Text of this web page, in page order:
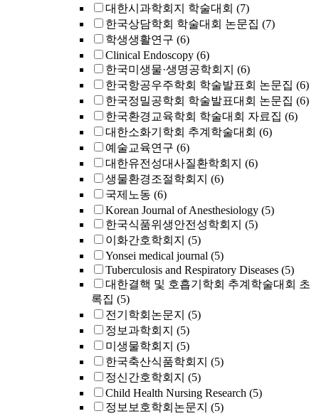
대한시과학회지 학술대회 (7)
한국상담학회 학술대회 논문집 (7)
학생생활연구 (6)
Clinical Endoscopy (6)
한국미생물·생명공학회지 (6)
한국항공우주학회 학술발표회 논문집 (6)
한국정밀공학회 학술발표대회 논문집 (6)
한국환경교육학회 학술대회 자료집 (6)
대한소화기학회 추계학술대회 (6)
예술교육연구 (6)
대한유전성대사질환학회지 (6)
생물환경조절학회지 (6)
국제노동 (6)
Korean Journal of Anesthesiology (5)
한국식품위생안전성학회지 (5)
이화간호학회지 (5)
Yonsei medical journal (5)
Tuberculosis and Respiratory Diseases (5)
대한결핵 및 호흡기학회 추계학술대회 초
록집 (5)
전기학회논문지 (5)
정보과학회지 (5)
미생물학회지 (5)
한국축산식품학회지 (5)
정신간호학회지 (5)
Child Health Nursing Research (5)
정보보호학회논문지 (5)